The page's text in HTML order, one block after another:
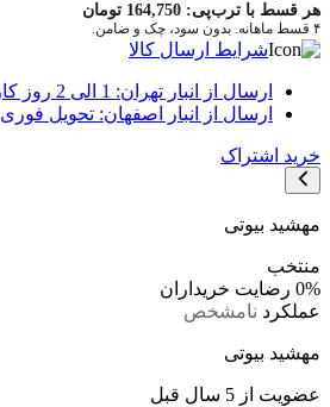
هر قسط با ترب‌پی: 164,750 تومان
۴ قسط ماهانه. بدون سود، چک و ضامن.
شرایط ارسال کالا
ارسال از انبار تهران: 1 الی 2 روز کاری
ارسال از انبار اصفهان: تحویل فوری
خرید اشتراک
مهشید بیوتی
منتخب
0% رضایت خریداران
عملکرد نامشخص
مهشید بیوتی
عضویت از 5 سال قبل